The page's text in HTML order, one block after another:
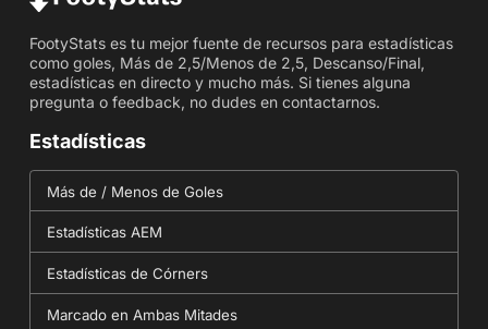
FootyStats es tu mejor fuente de recursos para estadísticas
como goles, Más de 2,5/Menos de 2,5, Descanso/Final,
estadísticas en directo y mucho más. Si tienes alguna
pregunta o feedback, no dudes en contactarnos.
Estadísticas
Más de / Menos de Goles
Estadísticas AEM
Estadísticas de Córners
Marcado en Ambas Mitades